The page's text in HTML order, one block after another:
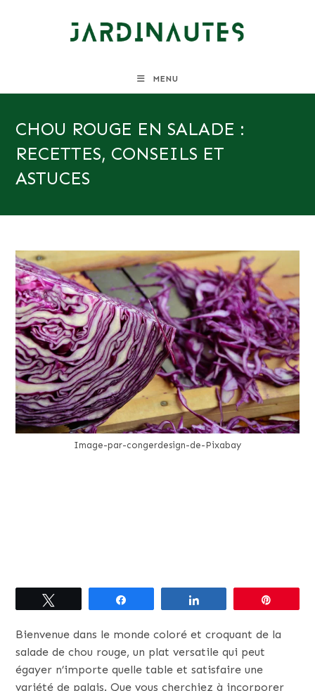
MENU
CHOU ROUGE EN SALADE :
RECETTES, CONSEILS ET
ASTUCES
Image-par-congerdesign-de-Pixabay
Bienvenue dans le monde coloré et croquant de la
salade de chou rouge, un plat versatile qui peut
égayer n’importe quelle table et satisfaire une
variété de palais. Que vous cherchiez à incorporer